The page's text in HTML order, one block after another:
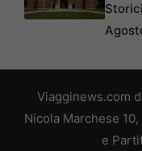
Viagginews.com
Nicola Marchese
e